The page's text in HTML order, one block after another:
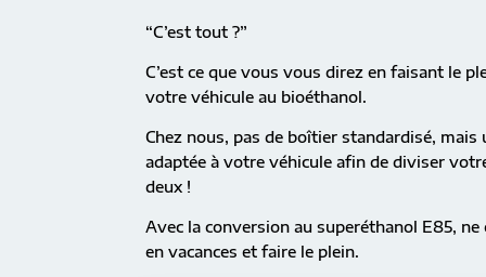
“C’est tout ?”
C’est ce que vous vous direz en faisant le
votre véhicule au bioéthanol.
Chez nous, pas de boîtier standardisé,
adaptée à votre véhicule afin de diviser
deux !
Avec la conversion au superéthanol E85,
en vacances et faire le plein.